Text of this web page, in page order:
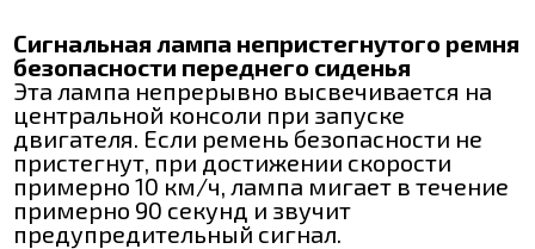
Сигнальная лампа непристегнутого ремня
безопасности переднего сиденья
Эта лампа непрерывно высвечивается на
центральной консоли при запуске
двигателя. Если ремень безопасности не
пристегнут, при достижении скорости
примерно 10 км/ч, лампа мигает в течение
примерно 90 секунд и звучит
предупредительный сигнал.